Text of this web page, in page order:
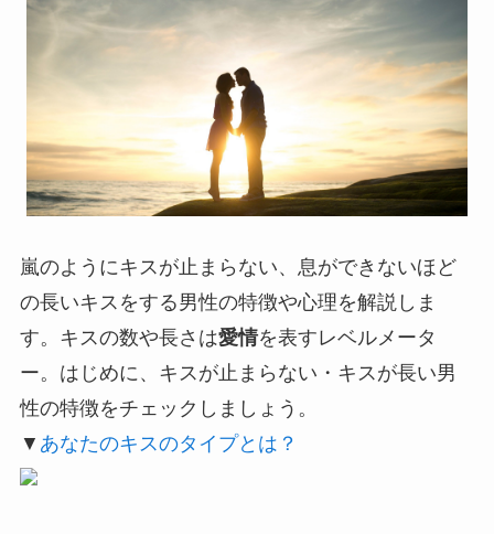
嵐のようにキスが止まらない、息ができないほど
の長いキスをする男性の特徴や心理を解説しま
す。キスの数や長さは愛情を表すレベルメータ
ー。はじめに、キスが止まらない・キスが長い男
性の特徴をチェックしましょう。
▼ あなたのキスのタイプとは？